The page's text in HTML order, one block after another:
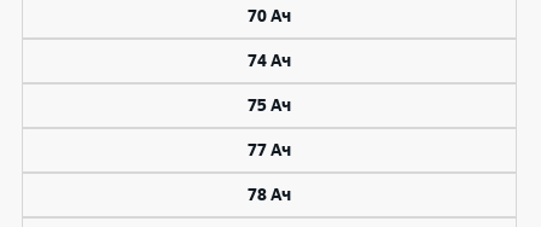
70 Ач
74 Ач
75 Ач
77 Ач
78 Ач